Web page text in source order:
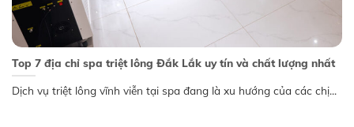
Top 7 địa chỉ spa triệt lông Đắk Lắk uy tín và chất lượng nhất
Dịch vụ triệt lông vĩnh viễn tại spa đang là xu hướng của các chị...